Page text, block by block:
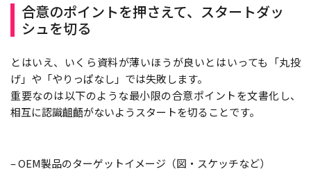
合意のポイントを押さえて、スタートダッ
シュを切る
とはいえ、いくら資料が薄いほうが良いとはいっても「丸投
げ」や「やりっぱなし」では失敗します。
重要なのは以下のような最小限の合意ポイントを文書化し、
相互に認識齟齬がないようスタートを切ることです。
– OEM製品のターゲットイメージ（図・スケッチなど）